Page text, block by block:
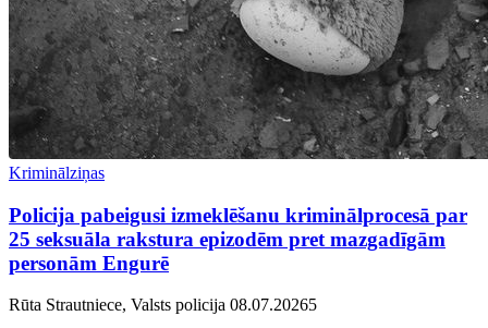
Kriminālziņas
Policija pabeigusi izmeklēšanu kriminālprocesā par
25 seksuāla rakstura epizodēm pret mazgadīgām
personām Engurē
Rūta Strautniece, Valsts policija 08.07.20265